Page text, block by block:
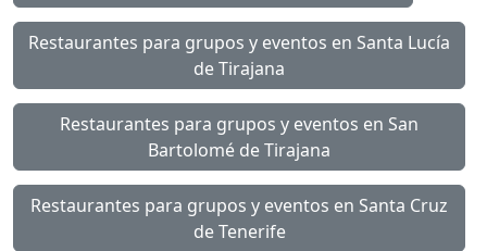
Restaurantes para grupos y eventos en Santa Lucía
de Tirajana
Restaurantes para grupos y eventos en San
Bartolomé de Tirajana
Restaurantes para grupos y eventos en Santa Cruz
de Tenerife